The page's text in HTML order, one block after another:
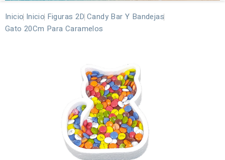
Inicio Inicio Figuras 2D Candy Bar Y Bandejas
Gato 20Cm Para Caramelos